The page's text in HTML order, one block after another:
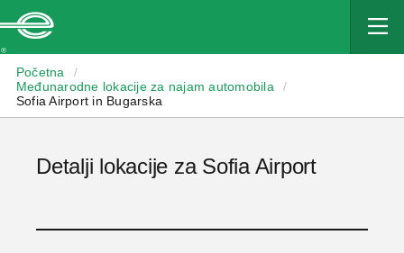
Početna
/
Međunarodne lokacije za najam automobila
/
Sofia Airport in Bugarska
Detalji lokacije za Sofia Airport